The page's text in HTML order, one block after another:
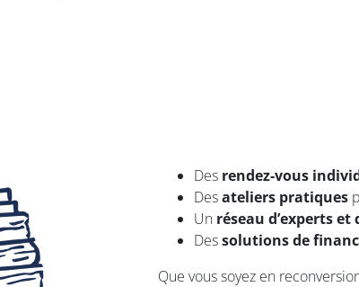
Des rendez-vous
Desateliers pratiques
Un réseau d’experts
Dessolutions de
Que vous soyez en